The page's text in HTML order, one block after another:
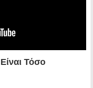
Είναι Τόσο